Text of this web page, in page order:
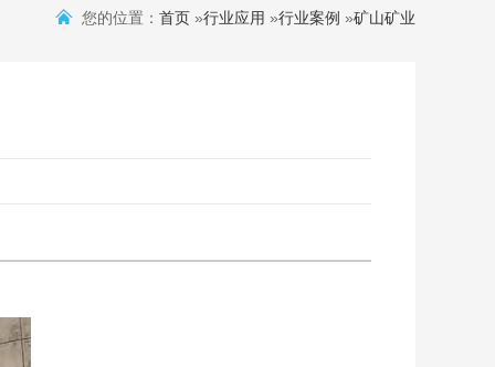
您的位置： 首页 »行业应用 »行业案例 »矿山矿业